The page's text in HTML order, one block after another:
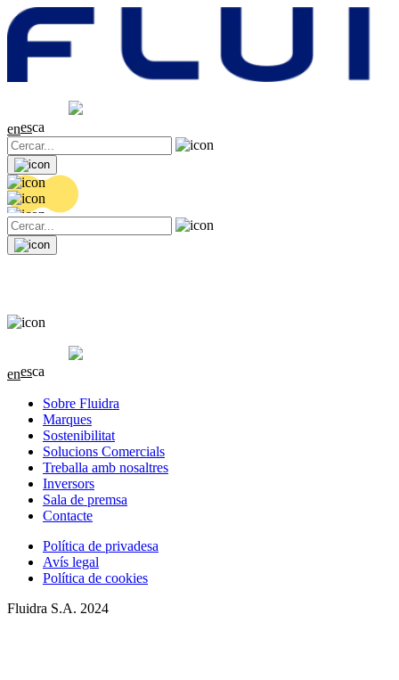
0.06 (+0.3%)
enesca
0.06 (+0.3%)
enesca
Sobre Fluidra
Marques
Sostenibilitat
Solucions Comercials
Treballa amb nosaltres
Inversors
Sala de premsa
Contacte
Política de privadesa
Avís legal
Política de cookies
Fluidra S.A. 2024